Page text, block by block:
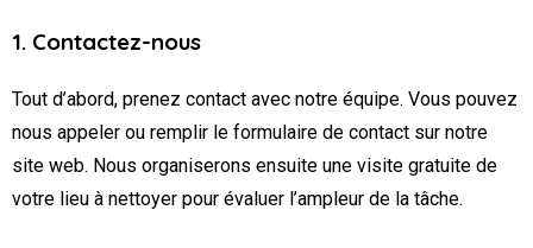
1. Contactez-nous
Tout d’abord, prenez contact avec notre équipe. Vous pouvez
nous appeler ou remplir le formulaire de contact sur notre
site web. Nous organiserons ensuite une visite gratuite de
votre lieu à nettoyer pour évaluer l’ampleur de la tâche.